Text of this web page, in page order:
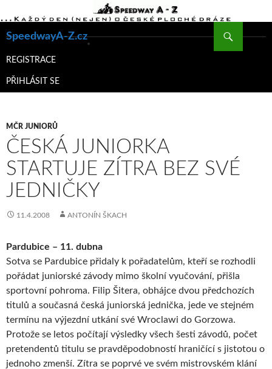
SpeedwayA-Z.cz
K
WEBU
REGISTRACE
PŘIHLÁSIT SE
MČR JUNIORŮ
ČESKÁ JUNIORKA
STARTUJE ZÍTRA BEZ SVÉ
JEDNIČKY
11.4.2008 ANTONÍN ŠKACH
Pardubice – 11. dubna
Sotva se Pardubice přidaly k pořadatelům, kteří se rozhodli
pořádat juniorské závody mimo školní vyučování, přišla
sportovní pohroma. Filip Šitera, obhájce dvou předchozích
titulů a současná česká juniorská jednička, jede ve stejném
termínu na výjezdní utkání své Wroclawi do Gorzowa.
Protože se letos počítají výsledky všech šesti závodů, počet
pretendentů titulu se pravděpodobností hraničící s jistotou o
jednoho zmenší. Zítra se poprvé ve svém mistrovském klání